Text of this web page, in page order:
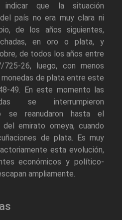
que la situación
país no era muy clara ni
de los años siguientes,
en oro o plata, y
de todos los años entre
26, luego, con menos
monedas de plata entre este
49. En este momento las
se interrumpieron
se reanudaron hasta el
emirato omeya, cuando
de plata. Es muy
esta evolución,
económicos y político-
ampliamente.